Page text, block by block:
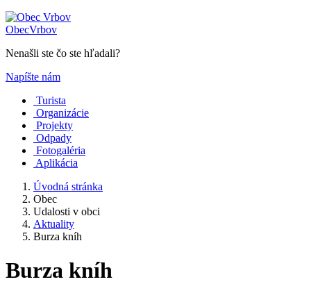
ObecVrbov
Nenašli ste čo ste hľadali?
Napíšte nám
Turista
Organizácie
Projekty
Odpady
Fotogaléria
Aplikácia
Úvodná stránka
Obec
Udalosti v obci
Aktuality
Burza kníh
Burza kníh